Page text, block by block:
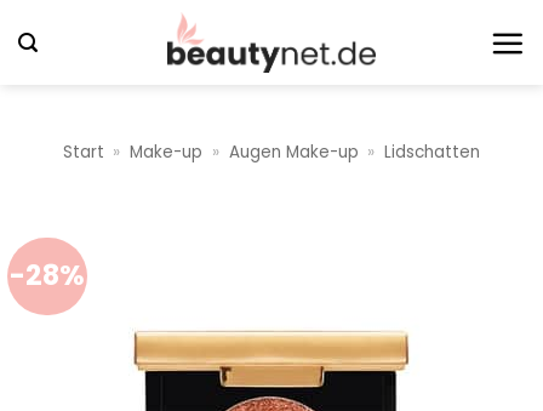
Inhalt
Start » Make-up » Augen Make-up » Lidschatten
-28%